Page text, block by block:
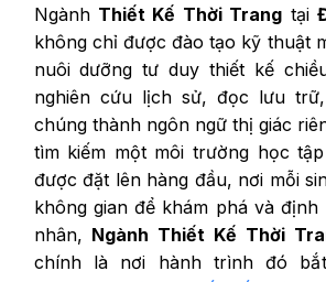
Ngành Thiết Kế Thời Trang tại
không chỉ được đào tạo kỹ thuật
nuôi dưỡng tư duy thiết kế
nghiên cứu lịch sử, đọc lưu
chúng thành ngôn ngữ thị giác
tìm kiếm một môi trường học
được đặt lên hàng đầu, nơi mỗi
không gian để khám phá và
nhân, Ngành Thiết Kế Thời
chính là nơi hành trình đó